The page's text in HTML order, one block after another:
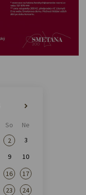
So
Ne
2
3
9
10
16
17
23
24